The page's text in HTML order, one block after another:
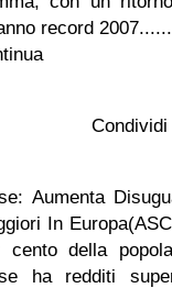
record
: Aumenta
In Europa
cento della
ha redditi